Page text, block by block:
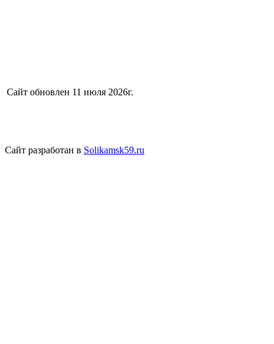
Сайт обновлен 11 июля 2026г.
Сайт разработан в Solikamsk59.ru